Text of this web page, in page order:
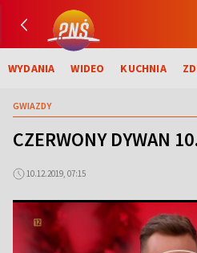
WYDANIA WIDEO KUCHNIA
GWIAZDY
CZERWONY DYWAN
10.12.2019, 07:15